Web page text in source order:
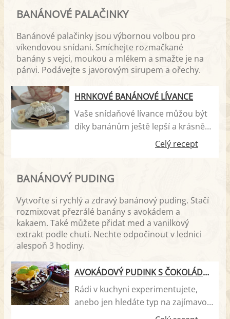
BANÁNOVÉ PALAČINKY
Banánové palačinky jsou výbornou volbou pro
víkendovou snídani. Smíchejte rozmačkané
banány s vejci, moukou a mlékem a smažte je na
pánvi. Podávejte s javorovým sirupem a ořechy.
HRNKOVÉ BANÁNOVÉ LÍVANCE
Vaše snídaňové lívance můžou být
díky banánům ještě lepší a krásně
vláčné i bez kynutí. Vyzkoušejte
Celý recept
BANÁNOVÝ PUDING
Vytvořte si rychlý a zdravý banánový puding. Stačí
rozmixovat přezrálé banány s avokádem a
kakaem. Také můžete přidat med a vanilkový
extrakt podle chuti. Nechte odpočinout v lednici
alespoň 3 hodiny.
AVOKÁDOVÝ PUDINK S ČOKOLÁDOVÝM NÁDECHEM A OVOCEM
Rádi v kuchyni experimentujete,
anebo jen hledáte typ na zajímavou
snídani či svačinku? Avokádový